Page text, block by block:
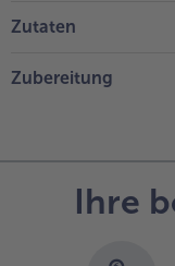
Zutaten
Zubereitung
Ihre